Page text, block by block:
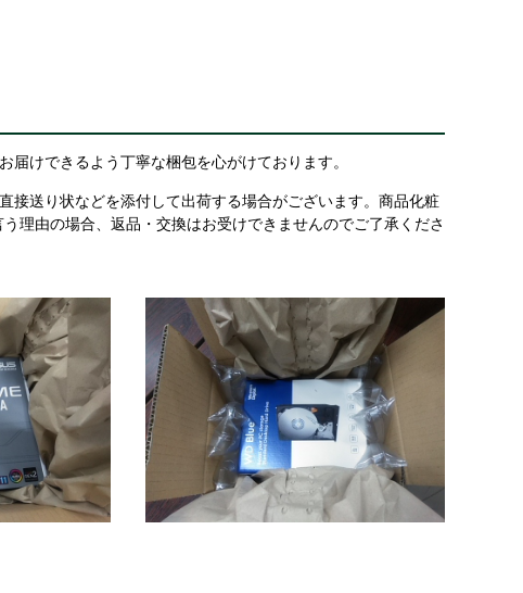
けできるよう丁寧な梱包を心がけております。
接送り状などを添付して出荷する場合がございます。商品化粧
理由の場合、返品・交換はお受けできませんのでご了承くださ